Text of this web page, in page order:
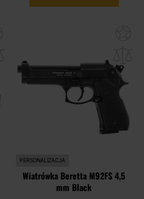
schowka
PERSONALIZACJA
Wiatrówka Beretta M92FS 4,5
mm Black